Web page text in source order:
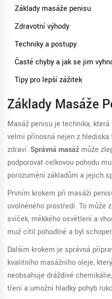
Základy masáže penisu
Zdravotní výhody
Techniky a postupy
Časté chyby a jak se jim
Tipy pro lepší zážitek
Základy Masáže
Masáž penisu je technika,
velmi přínosná nejen z
zdraví. Správná masáž může
podporovat celkovou pohodu
porozumění základům a jejich
Prvním krokem při masáži
uvolněného prostředí. To může
svíček, měkkého osvětlení a
muž cítil pohodlně a byl
Dalším krokem je správná
kvalitního masážního oleje,
neobsahuje dráždivé
tření a umožní hladký pohyb